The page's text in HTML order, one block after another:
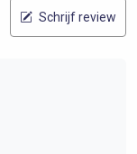
Schrijf review